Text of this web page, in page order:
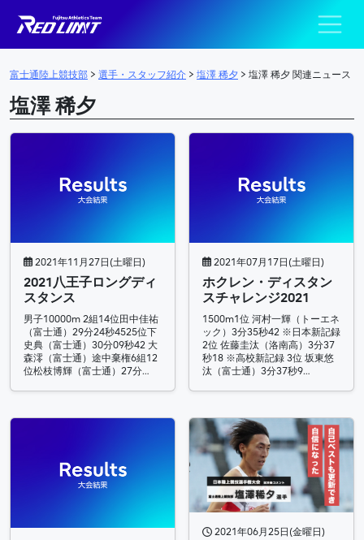
メインナビゲーション
陸上競技部 –
富士通陸上競技部 > 選手・スタッフ紹介 > 塩澤 稀夕 > 塩澤 稀夕 関連ニュース
塩澤 稀夕
2021年11月27日(土曜日)
2021八王子ロングディ
スタンス
男子10000m 2組14位田中佳祐
（富士通）29分24秒4525位下
史典（富士通）30分09秒42 大
森澪（富士通）途中棄権6組12
位松枝博輝（富士通）27分…
2021年07月17日(土曜日)
ホクレン・ディスタン
スチャレンジ2021
1500m1位 河村一輝（トーエネ
ック）3分35秒42 ※日本新記録
2位 佐藤圭汰（洛南高）3分37
秒18 ※高校新記録 3位 坂東悠
汰（富士通）3分37秒9…
2021年06月25日(金曜日)